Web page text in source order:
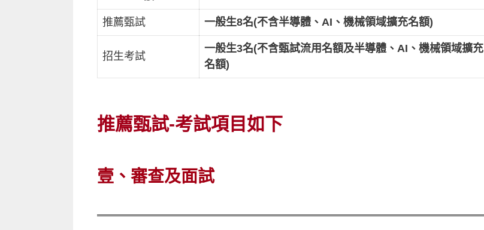
推薦甄試 一般生8名(不含半導體、AI、機械領域擴充名額)
招生考試
一般生3名(不含甄試流用名額及半導體、AI、機械領域擴充
名額)
推薦甄試-考試項目如下
壹、審查及面試